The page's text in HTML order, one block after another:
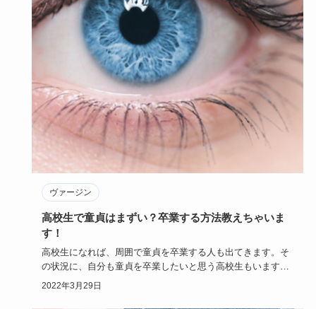
ヴァージン
高校生で童貞はまずい？卒業する方法教えちゃいま
す！
高校生になれば、周囲で童貞を卒業する人も出てきます。そ
の状況に、自分も童貞を卒業したいと思う高校生もいます。
しかし、童貞と…
2022年3月29日